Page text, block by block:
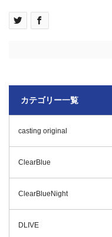
カテゴリー一覧
casting original
ClearBlue
ClearBlueNight
DLIVE